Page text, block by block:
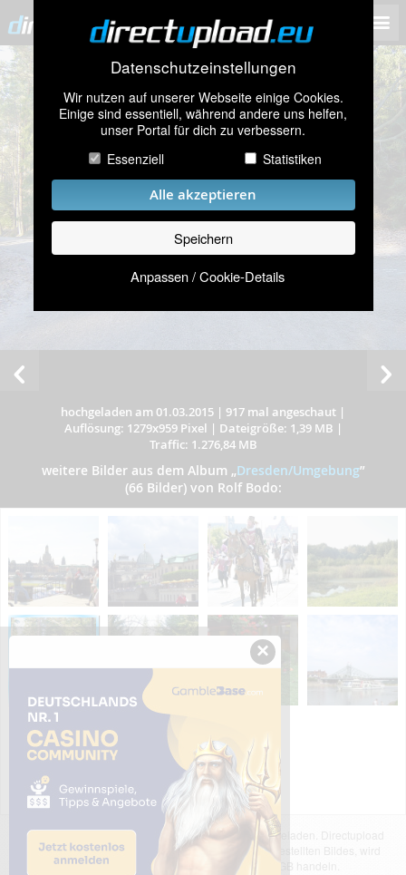
Datenschutzeinstellungen
Wir nutzen auf unserer Webseite einige Cookies.
Einige sind essentiell, während andere uns helfen,
unser Portal für dich zu verbessern.
Essenziell
Statistiken
Alle akzeptieren
Speichern
Anpassen / Cookie-Details
hochgeladen am 01.03.2015 | 917 mal angeschaut |
Auflösung: 1279x959 Pixel | Dateigröße: 1,39 MB |
Traffic: 1.276,84 MB
weitere Bilder aus dem Album „Dresden/Umgebung”
(66 Bilder) von Rolf Bodo:
Das dargestellte Bild wurde von einem Nutzer hochgeladen. Directupload
übernimmt keinerlei Haftung für den Inhalt des dargestellten Bildes, wird
jedoch bei Verstößen nach §2(3) unserer AGB handeln.
×